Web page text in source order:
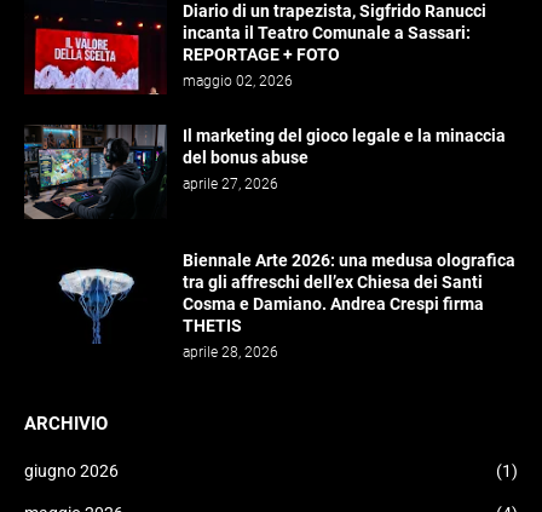
Diario di un trapezista, Sigfrido Ranucci
incanta il Teatro Comunale a Sassari:
REPORTAGE + FOTO
maggio 02, 2026
Il marketing del gioco legale e la minaccia
del bonus abuse
aprile 27, 2026
Biennale Arte 2026: una medusa olografica
tra gli affreschi dell’ex Chiesa dei Santi
Cosma e Damiano. Andrea Crespi firma
THETIS
aprile 28, 2026
ARCHIVIO
giugno 2026 (1)